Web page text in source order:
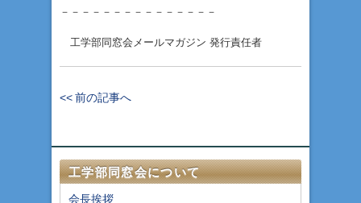
－－－－－－－－－－－－－－－
工学部同窓会メールマガジン 発行責任者
<< 前の記事へ
工学部同窓会について
会長挨拶